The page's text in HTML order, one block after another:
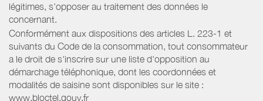
légitimes, s’opposer au traitement des données le
concernant.
Conformément aux dispositions des articles L. 223-1 et
suivants du Code de la consommation, tout consommateur
a le droit de s'inscrire sur une liste d'opposition au
démarchage téléphonique, dont les coordonnées et
modalités de saisine sont disponibles sur le site :
www.bloctel.gouv.fr